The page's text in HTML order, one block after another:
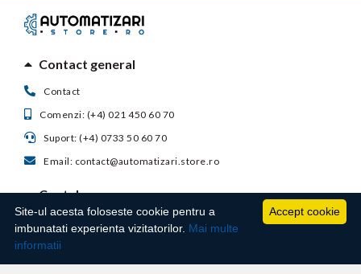
Contact general
Contact
Comenzi: (+4) 021 450 60 70
Suport: (+4) 0733 50 60 70
Email: contact@automatizari.store.ro
Contul meu
Suport clienti
Informatii utile
Accept cookie
Site-ul acesta foloseste cookie pentru a
imbunatati experienta vizitatorilor. Mai multe
informatii